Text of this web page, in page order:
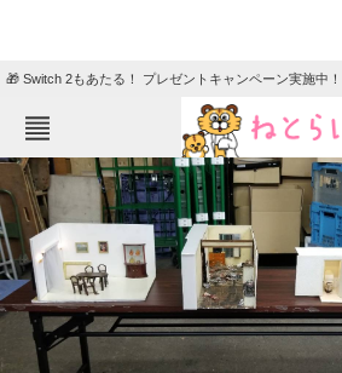
🎁 Switch 2もあたる！ プレゼントキャンペーン実施中！
ねとらぼメニュー
TOP ニュース
エンタメ クイズ
グルメ 地域
住まい 教育・育児